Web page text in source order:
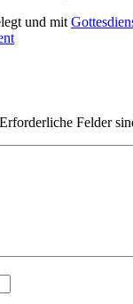
und mit
Erforderliche Felder